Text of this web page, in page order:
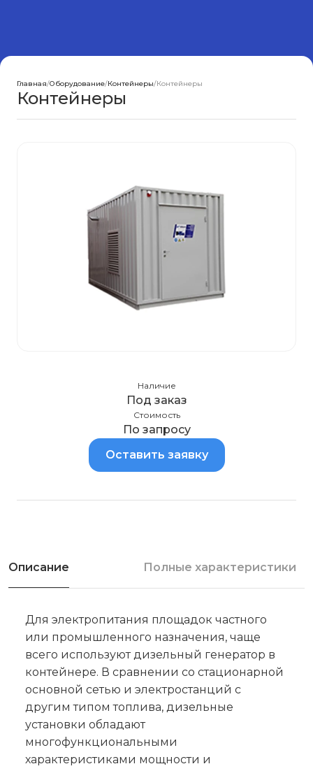
Главная/Оборудование/Контейнеры/Контейнеры
Контейнеры
Наличие
Под заказ
Стоимость
По запросу
Оставить заявку
Описание Полные характеристики
Для электропитания площадок частного
или промышленного назначения, чаще
всего используют дизельный генератор в
контейнере. В сравнении со стационарной
основной сетью и электростанций с
другим типом топлива, дизельные
установки обладают
многофункциональными
характеристиками мощности и